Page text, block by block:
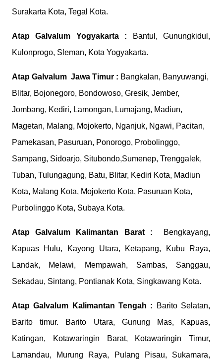
Surakarta Kota, Tegal Kota.
Atap Galvalum Yogyakarta :
Bantul, Gunungkidul,
Kulonprogo, Sleman, Kota Yogyakarta.
Atap Galvalum Jawa Timur : Bangkalan, Banyuwangi,
Blitar, Bojonegoro, Bondowoso, Gresik, Jember,
Jombang, Kediri, Lamongan, Lumajang, Madiun,
Magetan, Malang, Mojokerto, Nganjuk, Ngawi, Pacitan,
Pamekasan, Pasuruan, Ponorogo, Probolinggo,
Sampang, Sidoarjo, Situbondo,Sumenep, Trenggalek,
Tuban, Tulungagung, Batu, Blitar, Kediri Kota, Madiun
Kota, Malang Kota, Mojokerto Kota, Pasuruan Kota,
Purbolinggo Kota, Subaya Kota.
Atap Galvalum Kalimantan Barat :
Bengkayang,
Kapuas Hulu, Kayong Utara, Ketapang, Kubu Raya,
Landak, Melawi, Mempawah, Sambas, Sanggau,
Sekadau, Sintang, Pontianak Kota, Singkawang Kota.
Atap Galvalum Kalimantan Tengah :
Barito Selatan,
Barito timur. Barito Utara, Gunung Mas, Kapuas,
Katingan, Kotawaringin Barat, Kotawaringin Timur,
Lamandau, Murung Raya, Pulang Pisau, Sukamara,